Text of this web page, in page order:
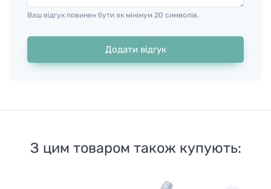
Ваш відгук повинен бути як мінімум 20 символів.
Додати відгук
З цим товаром також купують: